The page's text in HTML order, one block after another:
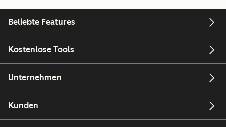
Beliebte Features
Kostenlose Tools
Unternehmen
Kunden